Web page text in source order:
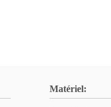
Matériel: